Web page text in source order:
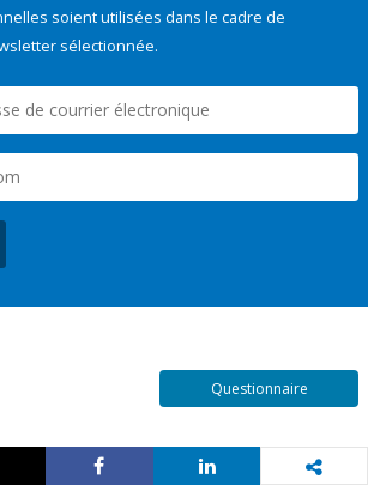
soient utilisées dans le cadre de
sélectionnée.
Questionnaire